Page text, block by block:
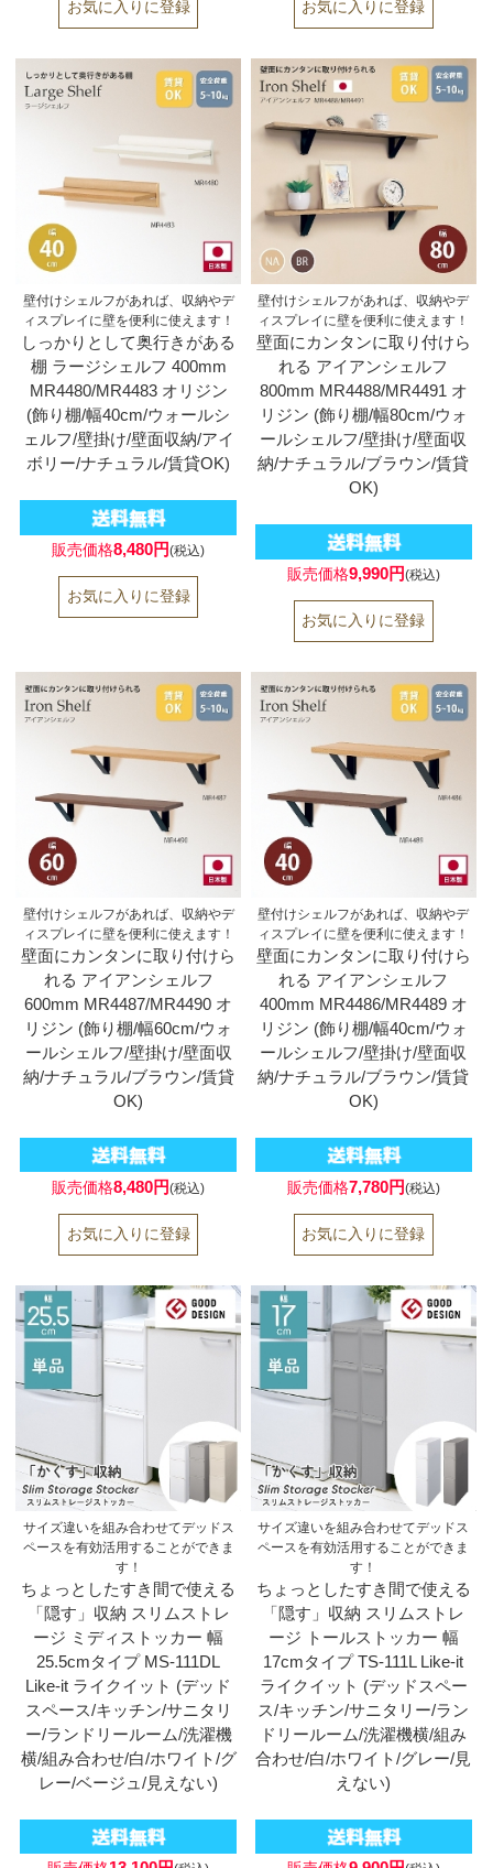
壁付けシェルフがあれば、収納やデ
ィスプレイに壁を便利に使えます！
しっかりとして奥行きがある
棚 ラージシェルフ 400mm
MR4480/MR4483 オリジン
(飾り棚/幅40cm/ウォールシ
ェルフ/壁掛け/壁面収納/アイ
ボリー/ナチュラル/賃貸OK)
販売価格8,480円(税込)
壁付けシェルフがあれば、収納やデ
ィスプレイに壁を便利に使えます！
壁面にカンタンに取り付けら
れる アイアンシェルフ
800mm MR4488/MR4491 オ
リジン (飾り棚/幅80cm/ウォ
ールシェルフ/壁掛け/壁面収
納/ナチュラル/ブラウン/賃貸
OK)
販売価格9,990円(税込)
壁付けシェルフがあれば、収納やデ
ィスプレイに壁を便利に使えます！
壁面にカンタンに取り付けら
れる アイアンシェルフ
600mm MR4487/MR4490 オ
リジン (飾り棚/幅60cm/ウォ
ールシェルフ/壁掛け/壁面収
納/ナチュラル/ブラウン/賃貸
OK)
販売価格8,480円(税込)
壁付けシェルフがあれば、収納やデ
ィスプレイに壁を便利に使えます！
壁面にカンタンに取り付けら
れる アイアンシェルフ
400mm MR4486/MR4489 オ
リジン (飾り棚/幅40cm/ウォ
ールシェルフ/壁掛け/壁面収
納/ナチュラル/ブラウン/賃貸
OK)
販売価格7,780円(税込)
サイズ違いを組み合わせてデッドス
ペースを有効活用することができま
す！
ちょっとしたすき間で使える
「隠す」収納 スリムストレ
ージ ミディストッカー 幅
25.5cmタイプ MS-111DL
Like-it ライクイット (デッド
スペース/キッチン/サニタリ
ー/ランドリールーム/洗濯機
横/組み合わせ/白/ホワイト/グ
レー/ベージュ/見えない)
サイズ違いを組み合わせてデッドス
ペースを有効活用することができま
す！
ちょっとしたすき間で使える
「隠す」収納 スリムストレ
ージ トールストッカー 幅
17cmタイプ TS-111L Like-it
ライクイット (デッドスペー
ス/キッチン/サニタリー/ラン
ドリールーム/洗濯機横/組み
合わせ/白/ホワイト/グレー/見
えない)